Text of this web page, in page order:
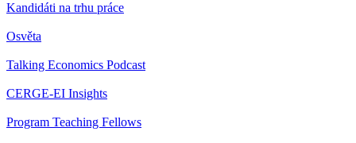
Kandidáti na trhu práce
Osvěta
Talking Economics Podcast
CERGE-EI Insights
Program Teaching Fellows